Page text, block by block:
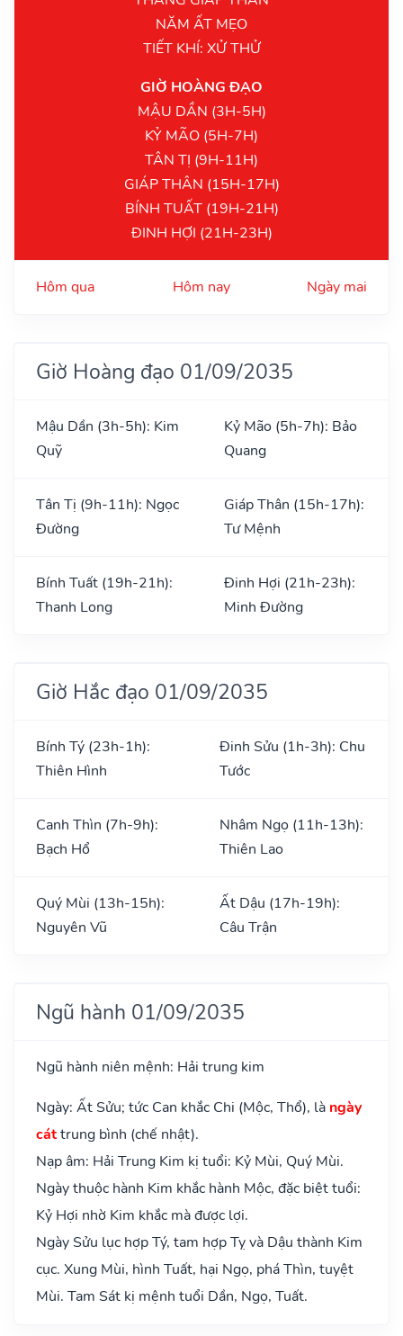
NĂM ẤT MẸO
TIẾT KHÍ: XỬ THỬ
GIỜ HOÀNG ĐẠO
MẬU DẦN (3H-5H)
KỶ MÃO (5H-7H)
TÂN TỊ (9H-11H)
GIÁP THÂN (15H-17H)
BÍNH TUẤT (19H-21H)
ĐINH HỢI (21H-23H)
Hôm qua Hôm nay Ngày mai
Giờ Hoàng đạo 01/09/2035
Mậu Dần (3h-5h): Kim
Quỹ
Kỷ Mão (5h-7h): Bảo
Quang
Tân Tị (9h-11h): Ngọc
Đường
Giáp Thân (15h-17h):
Tư Mệnh
Bính Tuất (19h-21h):
Thanh Long
Đinh Hợi (21h-23h):
Minh Đường
Giờ Hắc đạo 01/09/2035
Bính Tý (23h-1h):
Thiên Hình
Đinh Sửu (1h-3h): Chu
Tước
Canh Thìn (7h-9h):
Bạch Hổ
Nhâm Ngọ (11h-13h):
Thiên Lao
Quý Mùi (13h-15h):
Nguyên Vũ
Ất Dậu (17h-19h):
Câu Trận
Ngũ hành 01/09/2035
Ngũ hành niên mệnh: Hải trung kim
Ngày: Ất Sửu; tức Can khắc Chi (Mộc, Thổ), là ngày
cáttrung bình (chế nhật).
Nạp âm: Hải Trung Kim kị tuổi: Kỷ Mùi, Quý Mùi.
Ngày thuộc hành Kim khắc hành Mộc, đặc biệt tuổi:
Kỷ Hợi nhờ Kim khắc mà được lợi.
Ngày Sửu lục hợp Tý, tam hợp Tỵ và Dậu thành Kim
cục. Xung Mùi, hình Tuất, hại Ngọ, phá Thìn, tuyệt
Mùi. Tam Sát kị mệnh tuổi Dần, Ngọ, Tuất.